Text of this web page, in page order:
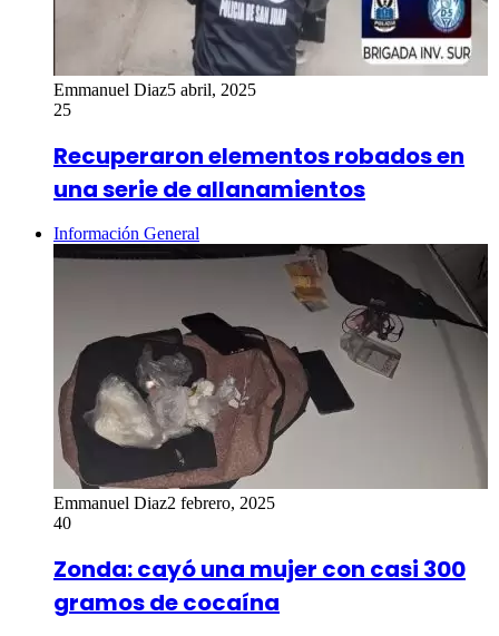
Emmanuel Diaz5 abril, 2025
25
Recuperaron elementos robados en
una serie de allanamientos
Información General
Emmanuel Diaz2 febrero, 2025
40
Zonda: cayó una mujer con casi 300
gramos de cocaína